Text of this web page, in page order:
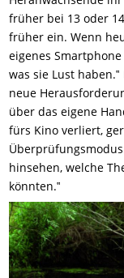
früher bei 13 oder
früher ein. Wenn
eigenes
was sie Lust
neue
über das eigene
fürs Kino verliert,
hinsehen, welche
könnten.‟